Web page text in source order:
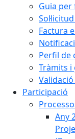
Guia
Factura
Perfil de
Tràmits i
Participació
Any